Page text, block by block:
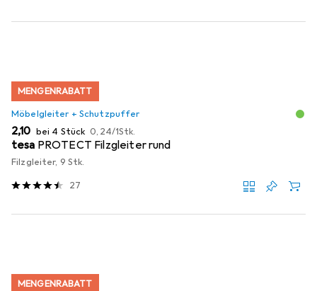
MENGENRABATT
Möbelgleiter + Schutzpuffer
EUR
2,10 bei 4 Stück EUR
0,24/1Stk.
tesa PROTECT Filzgleiter rund
Filzgleiter, 9 Stk.
27
MENGENRABATT